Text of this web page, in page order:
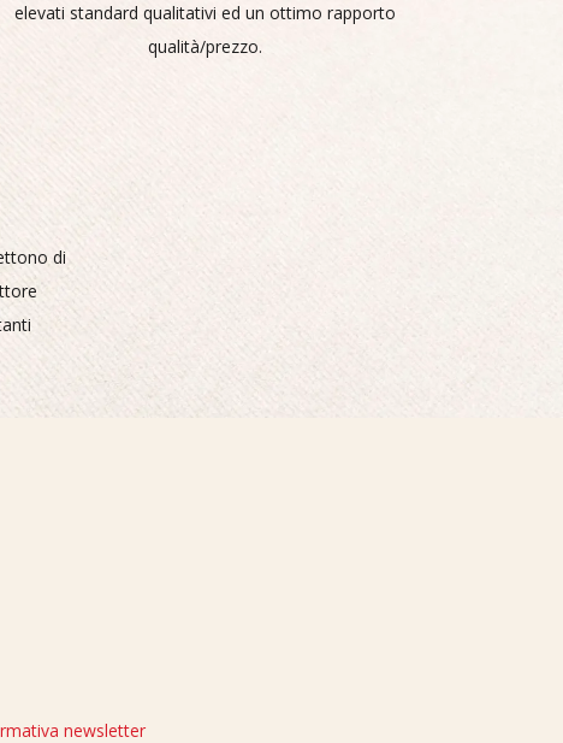
elevati standard qualitativi ed un ottimo rapporto
qualità/prezzo.
di
newsletter